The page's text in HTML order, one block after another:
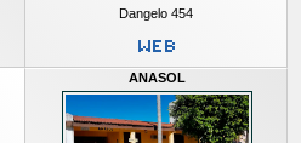
Dangelo 454
ANASOL